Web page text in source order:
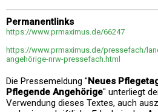
Permanentlinks
https://www.prmaximus.de/66247
https://www.prmaximus.de/pressefach/
angehörige-nrw-pressefach.html
Die Pressemeldung "Neues
Pflegende Angehörige" unterliegt
Verwendung dieses Textes, auch